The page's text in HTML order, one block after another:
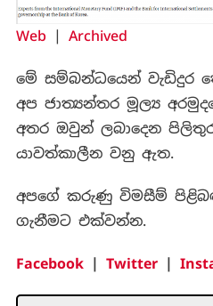
Web | Archived
මේ සම්බන්ධයෙන් වැඩිදුර
අප ජාත්‍යන්තර මූල්‍ය
අතර ඔවුන් ලබාදෙන
යාවත්කාලීන වනු ඇත.
අපගේ කරුණු විමසීම්
ගැනීමට එක්වන්න.
Facebook| Twitter|